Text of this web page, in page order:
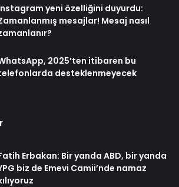
yeni özelliğini duyurdu:
mesajlar! Mesaj nasıl
2025’ten itibaren bu
desteklenmeyecek
Erbakan: Bir yanda ABD, bir yanda
biz de Emevi Camii’nde namaz